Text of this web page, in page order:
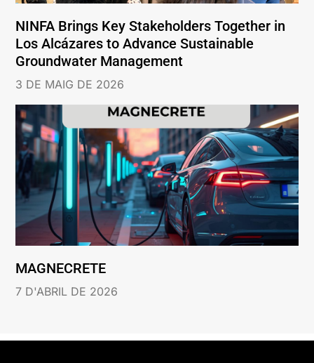
NINFA Brings Key Stakeholders Together in
Los Alcázares to Advance Sustainable
Groundwater Management
3 DE MAIG DE 2026
MAGNECRETE
7 D'ABRIL DE 2026